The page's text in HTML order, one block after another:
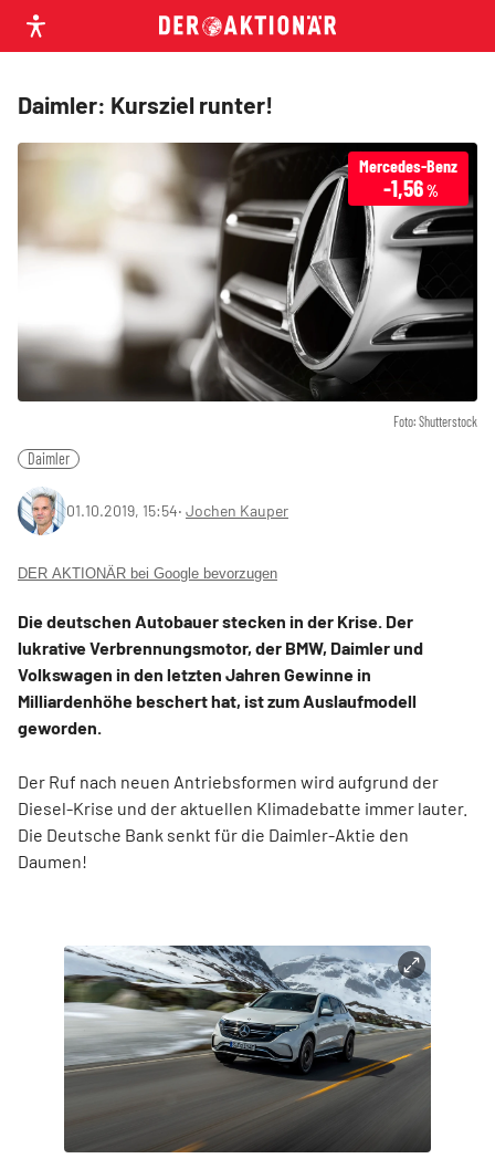
Daimler: Kursziel runter!
Foto: Shutterstock
Mercedes-Benz
-1,56 %
Daimler
01.10.2019, 15:54‧ Jochen Kauper
DER AKTIONÄR bei Google bevorzugen
Die deutschen Autobauer stecken in der Krise. Der
lukrative Verbrennungsmotor, der BMW, Daimler und
Volkswagen in den letzten Jahren Gewinne in
Milliardenhöhe beschert hat, ist zum Auslaufmodell
geworden.
Der Ruf nach neuen Antriebsformen wird aufgrund der
Diesel-Krise und der aktuellen Klimadebatte immer lauter.
Die Deutsche Bank senkt für die Daimler-Aktie den
Daumen!